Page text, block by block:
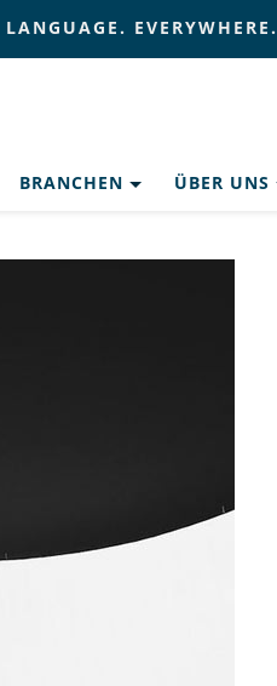
EVERYWHERE.
BRANCHEN ÜBER UNS